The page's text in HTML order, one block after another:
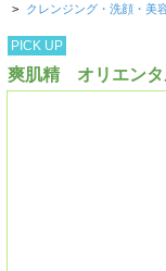
> クレンジング・洗顔・美
PICK UP
爽肌精 オリエンタ